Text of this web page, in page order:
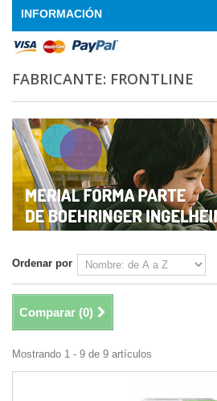
INFORMACIÓN
FABRICANTE: FRONTLINE
Ordenar por
Comparar (0)
Mostrando 1 - 9 de 9 artículos